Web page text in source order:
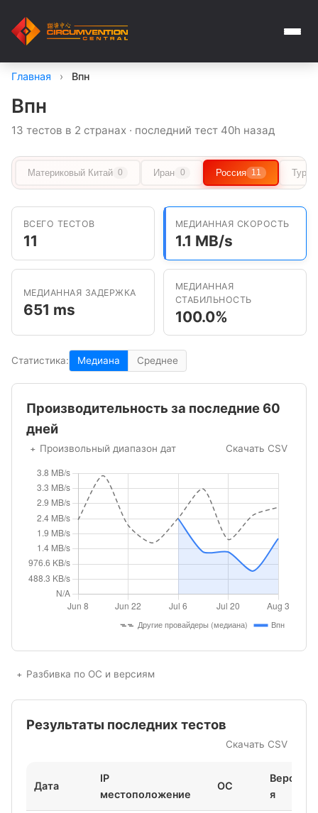
Главная › Впн
Впн
13 тестов в 2 странах · последний тест 40h назад
Материковый Китай 0 Иран 0 Россия 11
ВСЕГО ТЕСТОВ
11
МЕДИАННАЯ СКОРОСТЬ
1.1 MB/s
МЕДИАННАЯ ЗАДЕРЖКА
651 ms
МЕДИАННАЯ
СТАБИЛЬНОСТЬ
100.0%
Статистика: Медиана Среднее
Производительность за последние 60
дней
Произвольный диапазон дат Скачать CSV
Разбивка по ОС и версиям
Результаты последних тестов
Скачать CSV
Дата
IP
местоположение
ОС
Верси
я